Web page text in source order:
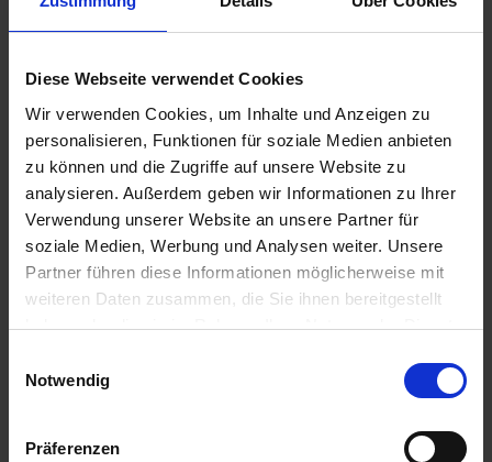
Diese Webseite verwendet Cookies
Wir verwenden Cookies, um Inhalte und Anzeigen zu
personalisieren, Funktionen für soziale Medien anbieten
zu können und die Zugriffe auf unsere Website zu
analysieren. Außerdem geben wir Informationen zu Ihrer
Verwendung unserer Website an unsere Partner für
soziale Medien, Werbung und Analysen weiter. Unsere
Partner führen diese Informationen möglicherweise mit
weiteren Daten zusammen, die Sie ihnen bereitgestellt
haben oder die sie im Rahmen Ihrer Nutzung der Dienste
Notwendig
Präferenzen
Artikel-Nr.: 7000616-02-cfg
Ähnliche Produkte